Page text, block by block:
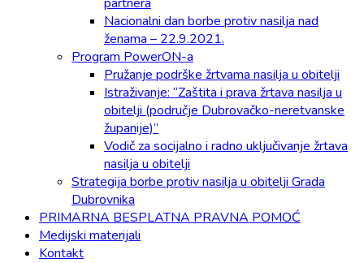
Nacionalni dan borbe protiv nasilja nad
ženama – 22.9.2021.
Program PowerON-a
Pružanje podrške žrtvama nasilja u obitelji
Istraživanje: “Zaštita i prava žrtava nasilja u
obitelji (područje Dubrovačko-neretvanske
županije)“
Vodič za socijalno i radno uključivanje žrtava
nasilja u obitelji
Strategija borbe protiv nasilja u obitelji Grada
Dubrovnika
PRIMARNA BESPLATNA PRAVNA POMOĆ
Medijski materijali
Kontakt